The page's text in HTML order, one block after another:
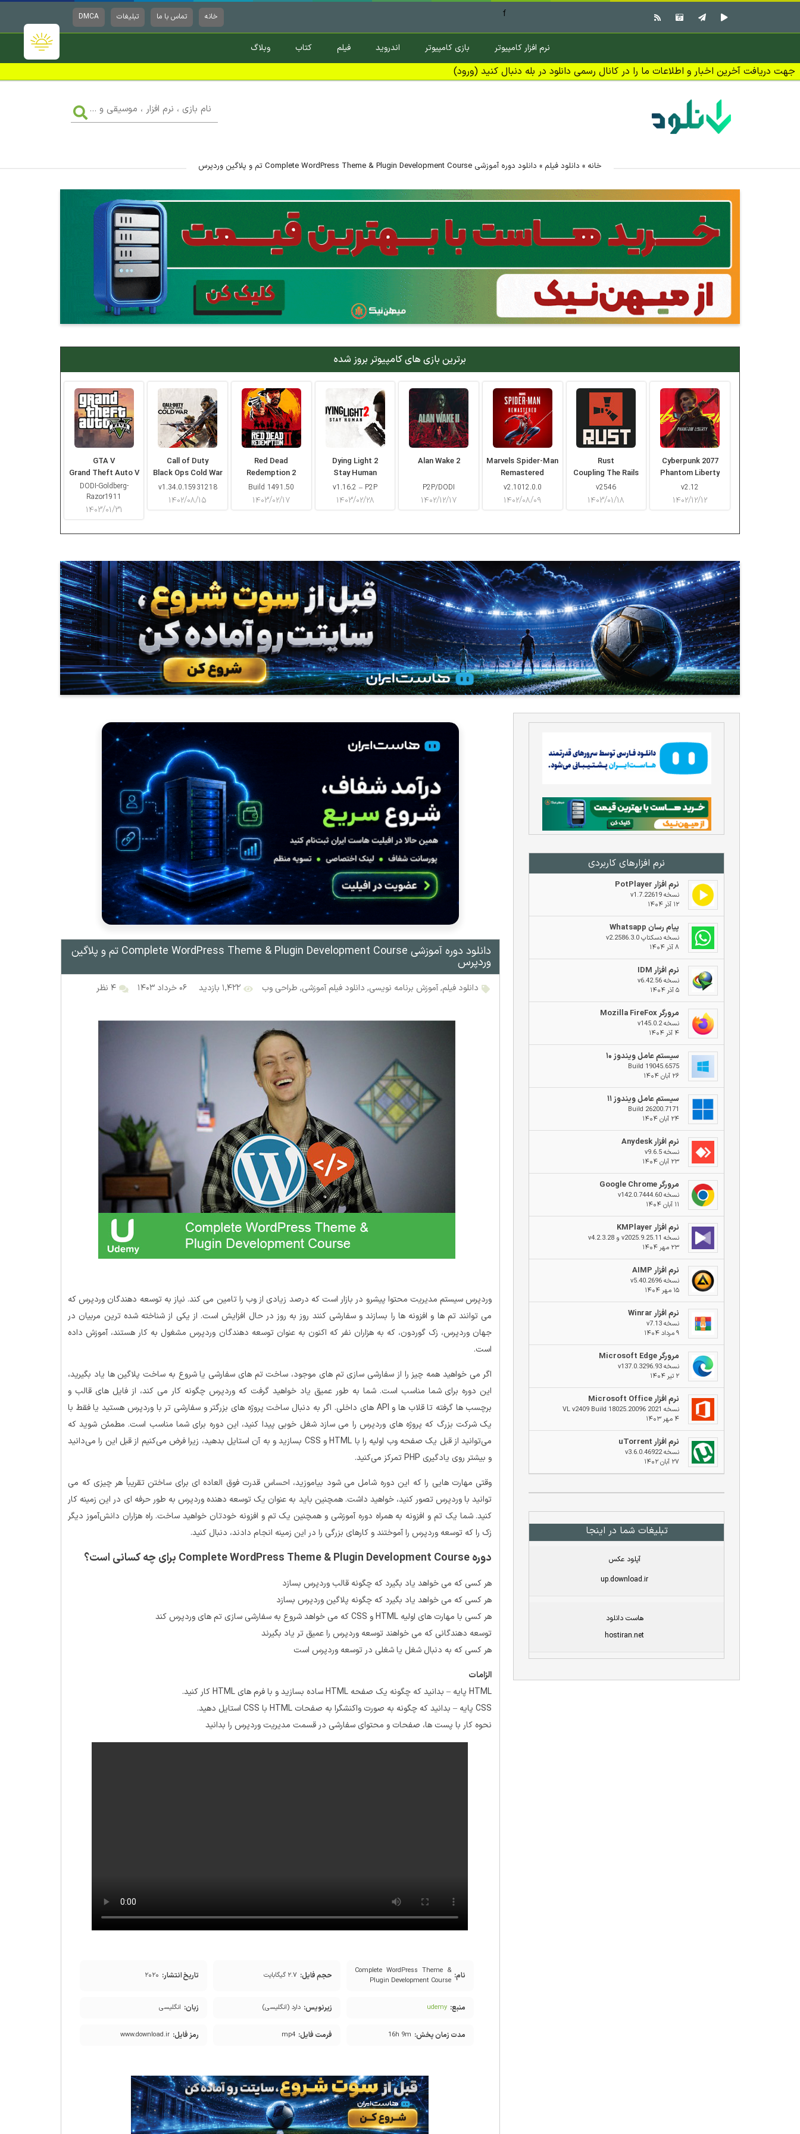
خانه تماس با ما تبلیغات DMCA f
نرم افزار کامپیوتر بازی کامپیوتر اندروید فیلم کتاب وبلاگ
جهت دریافت آخرین اخبار و اطلاعات ما را در کانال رسمی دانلود در بله دنبال کنید (ورود)
بازی
،
موسیقی
خانه » دانلود فیلم » دانلود دوره آموزشی Complete WordPress Theme & Plugin Development Course تم و پلاگین وردپرس
برترین بازی های کامپیوتر بروز شده
GTA V
Grand Theft Auto V
DODI-Goldberg-
Razor1911
۱۴۰۳/۰۱/۳۱
Call of Duty
Black Ops Cold War
v1.34.0.15931218
۱۴۰۲/۰۸/۱۵
Red Dead
Redemption 2
Build 1491.50
۱۴۰۳/۰۲/۱۷
Dying Light 2
Stay Human
v1.16.2 – P2P
۱۴۰۳/۰۲/۲۸
Alan Wake 2
P2P/DODI
۱۴۰۲/۱۲/۱۷
Marvels Spider-Man
Remastered
v2.1012.0.0
۱۴۰۲/۰۸/۰۹
Rust
Coupling The Rails
v2546
۱۴۰۳/۰۱/۱۸
Cyberpunk 2077
Phantom Liberty
v2.12
۱۴۰۲/۱۲/۱۲
نرم افزار‌های کاربردی
نرم افزار PotPlayer
نسخه v1.7.22619
۱۲ آذر ۱۴۰۴
پیام رسان Whatsapp
نسخه دسکتاپ v2.2586.3.0
۸ آذر ۱۴۰۴
نرم افزار IDM
نسخه v6.42.56
۵ آذر ۱۴۰۴
مرورگر Mozilla FireFox
نسخه v145.0.2
۴ آذر ۱۴۰۴
سیستم عامل ویندوز ۱۰
Build 19045.6575
۲۶ آبان ۱۴۰۴
سیستم عامل ویندوز ۱۱
Build 26200.7171
۲۴ آبان ۱۴۰۴
نرم افزار Anydesk
نسخه v9.6.5
۲۳ آبان ۱۴۰۴
مرورگر Google Chrome
نسخه v142.0.7444.60
۱۱ آبان ۱۴۰۴
نرم افزار KMPlayer
نسخه v2025.9.25.11 و v4.2.3.28
۲۳ مهر ۱۴۰۴
نرم افزار AIMP
نسخه v5.40.2696
۱۵ مهر ۱۴۰۴
نرم افزار Winrar
نسخه v7.13
۹ مرداد ۱۴۰۴
مرورگر Microsoft Edge
نسخه v137.0.3296.93
۲ تیر ۱۴۰۴
نرم افزار Microsoft Office
نسخه 2021 VL v2409 Build 18025.20096
۴ مهر ۱۴۰۳
نرم افزار uTorrent
نسخه v3.6.0.46922
۲۷ آبان ۱۴۰۲
تبلیغات شما در اینجا
آپلود عکس
up.download.ir
هاست دانلود
hostiran.net
دانلود دوره آموزشی Complete WordPress Theme & Plugin Development Course تم و پلاگین
وردپرس
دانلود فیلم,آموزش برنامه نویسی, دانلود فیلم آموزشی, طراحی وب ۱,۴۲۲ بازدید ۰۶ خرداد ۱۴۰۳ ۴ نظر
وردپرس سیستم مدیریت محتوا پیشرو در بازار است که درصد زیادی از وب را تامین می کند. نیاز به توسعه دهندگان وردپرس که
می توانند تم ها و افزونه ها را بسازند و سفارشی کنند روز به روز در حال افزایش است. از یکی از شناخته شده ترین مربیان در
جهان وردپرس، زک گوردون، که به هزاران نفر که اکنون به عنوان توسعه دهندگان وردپرس مشغول به کار هستند، آموزش داده
است.
اگر می خواهید همه چیز را از سفارشی سازی تم های موجود، ساخت تم های سفارشی یا شروع به ساخت پلاگین ها یاد بگیرید،
این دوره برای شما مناسب است. شما به طور عمیق یاد خواهید گرفت که وردپرس چگونه کار می کند، از فایل های قالب و
برچسب ها گرفته تا قلاب ها و API های داخلی. اگر به دنبال ساخت پروژه های بزرگتر و سفارشی تر با وردپرس هستید یا فقط با
یک شرکت بزرگ که پروژه های وردپرس را می سازد شغل خوبی پیدا کنید، این دوره برای شما مناسب است. مطمئن شوید که
می‌توانید از قبل یک صفحه وب اولیه را با HTML و CSS بسازید و به آن استایل بدهید، زیرا فرض می‌کنیم از قبل این را می‌دانید
و بیشتر روی یادگیری PHP تمرکز می‌کنید.
وقتی مهارت هایی را که این دوره شامل می شود بیاموزید، احساس قدرت فوق العاده ای برای ساختن تقریباً هر چیزی که می
توانید با وردپرس تصور کنید، خواهید داشت. همچنین باید به عنوان یک توسعه دهنده وردپرس به طور حرفه ای در این زمینه کار
کنید. شما یک تم و افزونه به همراه دوره آموزشی و همچنین یک تم و افزونه خودتان خواهید ساخت. راه هزاران دانش‌آموز دیگر
زک را که توسعه وردپرس را آموختند و کارهای بزرگی را در این زمینه انجام دادند، دنبال کنید.
دوره Complete WordPress Theme & Plugin Development Course برای چه کسانی است؟
هر کسی که می خواهد یاد بگیرد که چگونه قالب وردپرس بسازد
هر کسی که می خواهد یاد بگیرد که چگونه پلاگین وردپرس بسازد
هر کسی با مهارت های اولیه HTML و CSS که می خواهد شروع به سفارشی سازی تم های وردپرس کند
توسعه دهندگانی که می خواهند توسعه وردپرس را عمیق تر یاد بگیرند
هر کسی که به دنبال شغل یا شغلی در توسعه وردپرس است
الزامات
HTML پایه – بدانید که چگونه یک صفحه HTML ساده بسازید و با فرم های HTML کار کنید.
CSS پایه – بدانید که چگونه به صورت واکنشگرا به صفحات HTML با CSS استایل دهید.
نحوه کار با پست ها، صفحات و محتوای سفارشی در قسمت مدیریت وردپرس را بدانید
نام: Complete WordPress Theme &
Plugin Development Course
حجم فایل: ۲.۷ گیگابایت تاریخ انتشار: ۲۰۲۰
منبع: udemy زیرنویس: دارد (انگلیسی) زبان: انگلیسی
مدت زمان پخش: 16h 9m فرمت فایل: mp4 رمز فایل: www.download.ir